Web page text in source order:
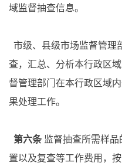
域监督抽查信息。
市级、县级市场监督管理
查，汇总、分析本行政区
督管理部门在本行政区域
果处理工作。
第六条 监督抽查所需样
置以及复查等工作费用，